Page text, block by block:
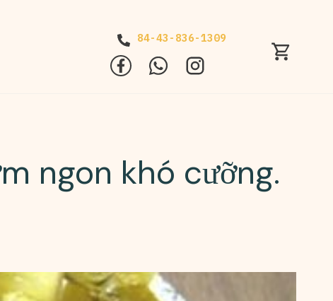
84-43-836-1309
ngon khó cưỡng.